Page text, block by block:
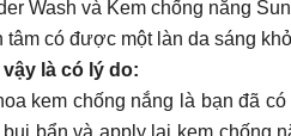
Wash và Kem chống nắng
có được một làn da sáng
là có lý do:
kem chống nắng là bạn đã